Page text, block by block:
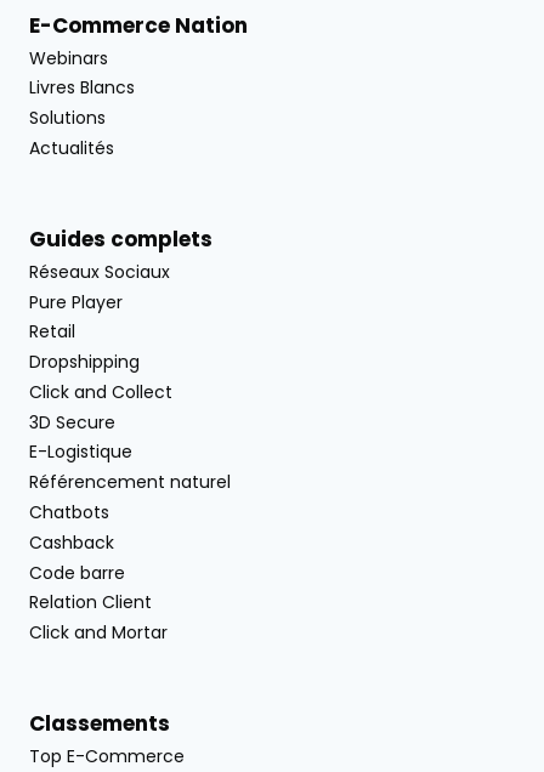
E-Commerce Nation
Webinars
Livres Blancs
Solutions
Actualités
Guides complets
Réseaux Sociaux
Pure Player
Retail
Dropshipping
Click and Collect
3D Secure
E-Logistique
Référencement naturel
Chatbots
Cashback
Code barre
Relation Client
Click and Mortar
Classements
Top E-Commerce